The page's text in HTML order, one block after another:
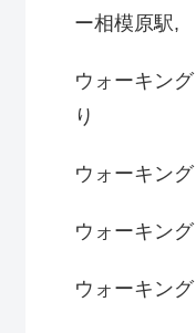
ー相模原駅,
ウォーキン
り
ウォーキン
ウォーキン
ウォーキン